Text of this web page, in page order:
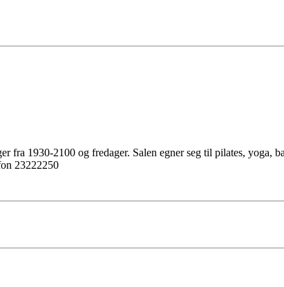
fra 1930-2100 og fredager. Salen egner seg til pilates, yoga,
23222250